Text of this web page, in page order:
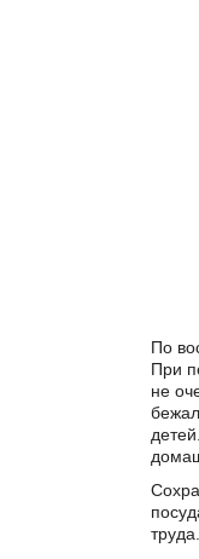
По
При
не
труда.